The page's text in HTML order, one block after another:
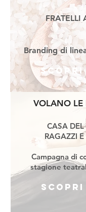
Scopri
FRATELLI
Branding di
Scopri
VOLANO
CASA DEL
RAGAZZI
Campagna di
stagione